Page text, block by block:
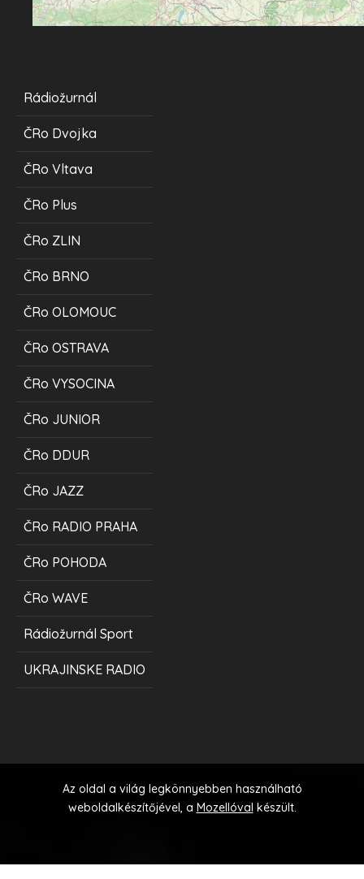
Rádiožurnál
ČRo Dvojka
ČRo Vltava
ČRo Plus
ČRo ZLIN
ČRo BRNO
ČRo OLOMOUC
ČRo OSTRAVA
ČRo VYSOCINA
ČRo JUNIOR
ČRo DDUR
ČRo JAZZ
ČRo RADIO PRAHA
ČRo POHODA
ČRo WAVE
Rádiožurnál Sport
UKRAJINSKE RADIO
Az oldal a világ legkönnyebben használható
weboldalkészítőjével, a Mozellóval készült.